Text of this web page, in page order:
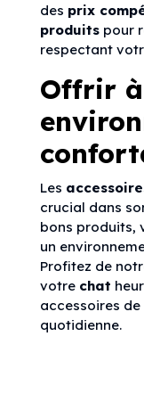
des prix
produitspour
respectant
Offrir
Les
crucial dans
bons produits,
un
Profitez de
votre chat
accessoires
quotidienne.